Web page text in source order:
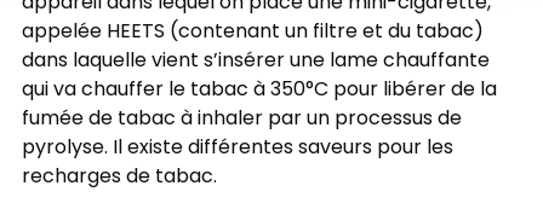
appelée HEETS (contenant un filtre et du tabac)
dans laquelle vient s’insérer une lame chauffante
qui va chauffer le tabac à 350°C pour libérer de la
fumée de tabac à inhaler par un processus de
pyrolyse. Il existe différentes saveurs pour les
recharges de tabac.